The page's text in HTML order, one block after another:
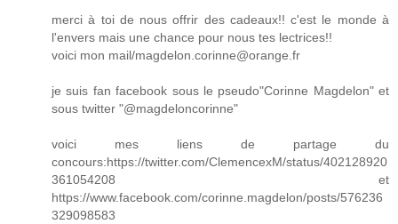
merci à toi de nous offrir des cadeaux!! c'est le monde à
l'envers mais une chance pour nous tes lectrices!!
voici mon mail/magdelon.corinne@orange.fr
je suis fan facebook sous le pseudo"Corinne Magdelon" et
sous twitter "@magdeloncorinne"
voici mes liens de partage du
concours:https://twitter.com/ClemencexM/status/402128920
361054208 et
https://www.facebook.com/corinne.magdelon/posts/576236
329098583